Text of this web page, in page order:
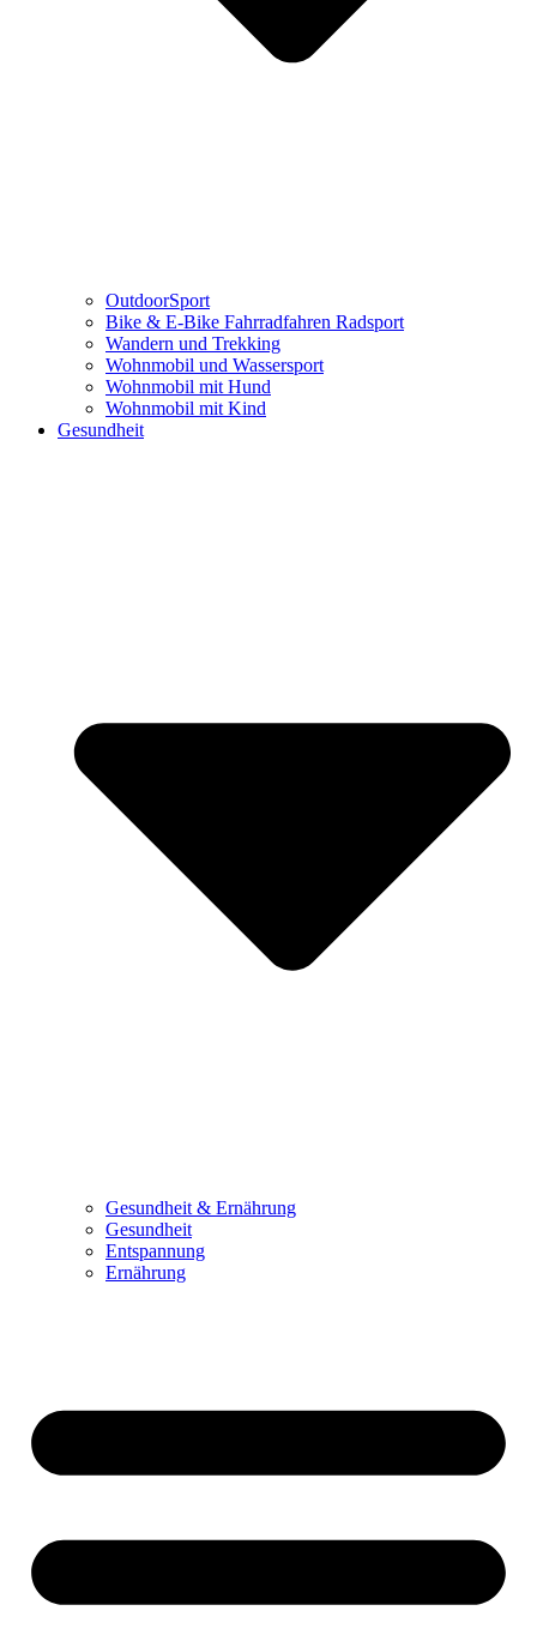
OutdoorSport
Bike & E-Bike Fahrradfahren Radsport
Wandern und Trekking
Wohnmobil und Wassersport
Wohnmobil mit Hund
Wohnmobil mit Kind
Gesundheit
Gesundheit & Ernährung
Gesundheit
Entspannung
Ernährung